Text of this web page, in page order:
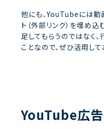
他にも、YouTubeには
ト（外部リンク）を埋め
足してもらうのではなく
ことなので、ぜひ活用して
YouTube広告